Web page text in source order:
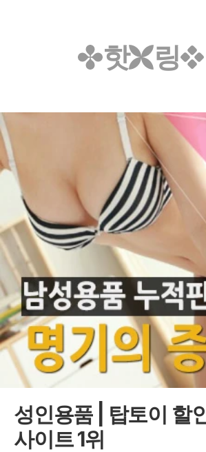
핫 링
성인용품 | 탑토이 할
사이트 1위